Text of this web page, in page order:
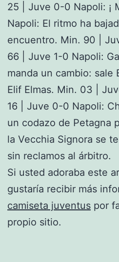
25 | Juve 0-0 Napoli: ¡
Napoli: El ritmo ha
encuentro. Min. 90 |
66 | Juve 1-0 Napoli:
manda un cambio: sale
Elif Elmas. Min. 03 |
16 | Juve 0-0 Napoli:
un codazo de Petagna
la Vecchia Signora se
sin reclamos al árbitro.
Si usted adoraba este
gustaría recibir más
camiseta juventus por
propio sitio.